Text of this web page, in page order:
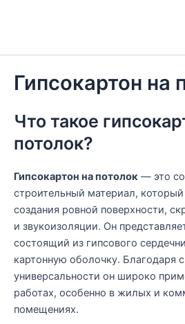
Гипсокартон на
Что такое
потолок?
Гипсокартон на потолок — это
строительный материал, который
создания ровной поверхности,
и звукоизоляции. Он
состоящий из гипсового
картонную оболочку. Благодаря
универсальности он широко
работах, особенно в жилых и
помещениях.